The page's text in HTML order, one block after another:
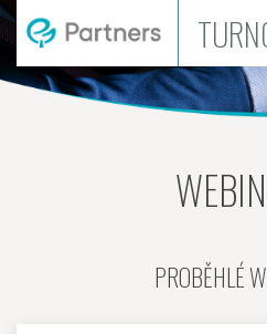
PROBĚHLÉ